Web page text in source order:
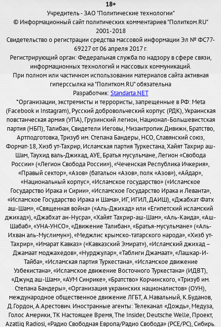
18+
Учредитель - ЗАО "Политические технологии"
© Информационный сайт политических комментариев "Политком.RU"
2001-2018
Свидетельство о регистрации средства массовой информации Эл № ФС77-
69227 от 06 апреля 2017 г.
Регистрирующий орган: Федеральная служба по надзору в сфере связи,
информационных технологий и массовых коммуникаций.
При полном или частичном использовании материалов сайта активная
гиперссылка на "Политком.RU" обязательна
Разработчик:Standarta.NET
*Организации, экстремисты и террористы, запрещенные в РФ: Meta
(Facebook и Instagram), Русский добровольческий корпус (РДК), Украинская
повстанческая армия (УПА), Грузинский легион, Национал-Большевистская
партия (НБП), Талибан, Свидетели Иеговы, Мизантропик Дивижн, Братство,
Артподготовка, Тризуб им. Степана Бандеры, НСО, Славянский союз,
Формат-18, Хизб ут-Тахрир, Исламская партия Туркестана, Хайят Тахрир аш-
Шам, Таухид валь-Джихад, АУЕ, Братья мусульмане, Легион «Свобода
России» («Легион Свобода России»), «Чеченская Республика Ичкерия»,
«Правый сектор», «Азов» (батальон «Азов», полк «Азов»), «Айдар»,
«Национальный корпус», «Исламское государство» («Исламское
Государство Ирака и Сирии», «Исламское Государство Ирака и Леванта»,
«Исламское Государство Ирака и Шама», ИГ, ИГИЛ, ДАИШ), «Джабхат Фатх
аш-Шам», «Священная война» («Аль-Джихад» или «Египетский исламский
джихад»), «Джабхат ан-Нусра», «Хайят Тахрир-аш-Шам», «Аль-Каида», «Аш-
Шабаб», «УНА-УНСО», «Движение Талибан», «Братья-мусульмане» («Аль-
Ихван аль-Муслимун»), «Меджлис крымско-татарского народа», «Хизб ут-
Тахрир», «Имарат Кавказ» («Кавказский Эмират»), «Исламский джихад –
Джамаат моджахедов», «Нурджулар», «Таблиги Джамаат», «Лашкар-И-
Тайба», «Исламская партия Туркестана», «Исламское движение
Узбекистана», «Исламское движение Восточного Туркестана» (ИДВТ),
«Джунд аш-Шам», «АУМ Синрике», «Братство» Корчинского, «Тризуб им.
Степана Бандеры», «Организация украинских националистов» (ОУН),
международное общественное движение ЛГБТ, А.Навальный, К.Буданов,
Д.Гордон, А.Арестович. Иностранные агенты: Телеканал «Дождь», Медуза,
Голос Америки, ТК Настоящее Время, The Insider, Deutsche Welle, Проект,
Azatliq Radiosi, «Радио Свободная Европа/Радио Свобода» (PCE/PC), Сибирь.